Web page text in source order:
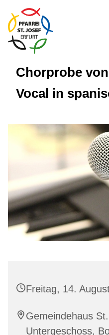
Chorprobe
Vocal in
Freitag, 14.
Gemeindehaus
Untergeschoss,